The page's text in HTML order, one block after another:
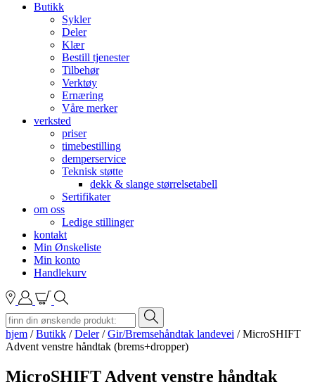
Butikk
Sykler
Deler
Klær
Bestill tjenester
Tilbehør
Verktøy
Ernæring
Våre merker
verksted
priser
timebestilling
demperservice
Teknisk støtte
dekk & slange størrelsetabell
Sertifikater
om oss
Ledige stillinger
kontakt
Min Ønskeliste
Min konto
Handlekurv
hjem /Butikk /Deler/Gir/Bremsehåndtak landevei /MicroSHIFT
Advent venstre håndtak (brems+dropper)
MicroSHIFT Advent venstre håndtak